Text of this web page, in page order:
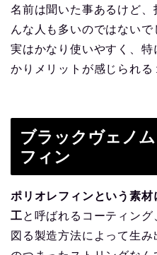
名前は聞いた事あるけど
んな人も多いのではないで
実はかなり使いやすく、
かりメリットが感じられる
ブラックヴェノ
フィン
ポリオレフィンという素材
工と呼ばれるコーティング
図る製造方法によって生